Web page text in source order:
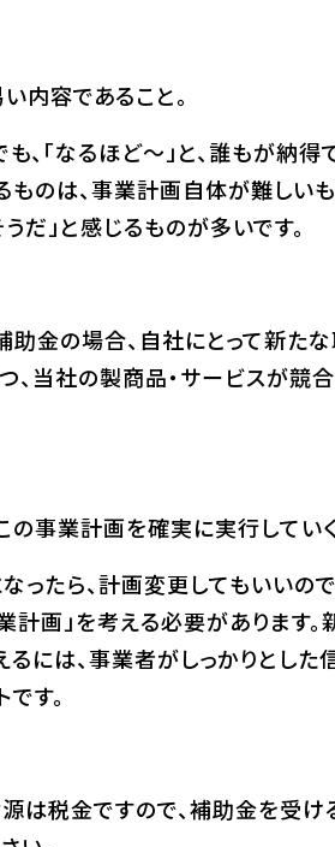
内容であること。
、「なるほど～」と、誰もが納
ものは、事業計画自体が難しい
だ」と感じるものが多いです。
助金の場合、自社にとって新た
、当社の製商品・サービスが競
の事業計画を確実に実行してい
ったら、計画変更してもいいの
計画」を考える必要があります
るには、事業者がしっかりとし
す。
は税金ですので、補助金を受